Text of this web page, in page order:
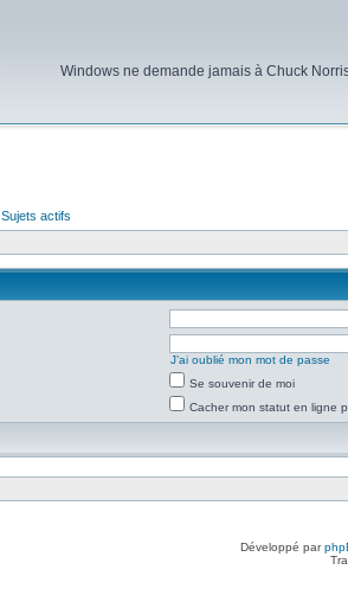
Windows ne demande jamais à Chuck
Sujets actifs
J’ai oublié mon mot de passe
Se souvenir de moi
Cacher mon statut en ligne
Développé par